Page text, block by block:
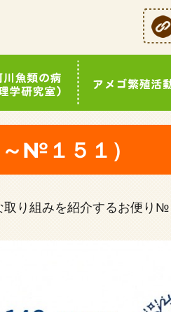
№１５１）
取り組みを紹介するお便り